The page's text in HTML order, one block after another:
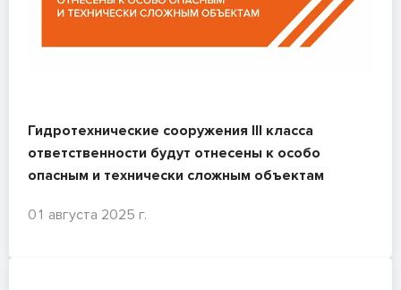
Гидротехнические сооружения III класса
ответственности будут отнесены к особо
опасным и технически сложным объектам
01 августа 2025 г.